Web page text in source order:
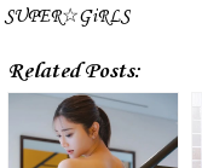
SUPER☆GiRLS
Related Posts: